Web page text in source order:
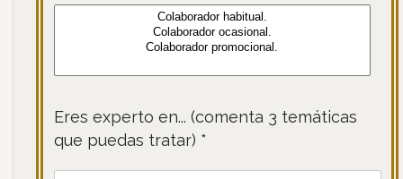
Eres experto en... (comenta 3 temáticas
que puedas tratar) *